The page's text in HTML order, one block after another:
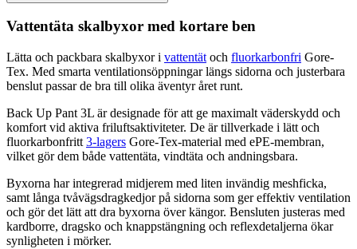
Vattentäta skalbyxor med kortare ben
Lätta och packbara skalbyxor i vattentät och fluorkarbonfri Gore-
Tex. Med smarta ventilationsöppningar längs sidorna och justerbara
benslut passar de bra till olika äventyr året runt.
Back Up Pant 3L är designade för att ge maximalt väderskydd och
komfort vid aktiva friluftsaktiviteter. De är tillverkade i lätt och
fluorkarbonfritt 3-lagers Gore-Tex-material med ePE-membran,
vilket gör dem både vattentäta, vindtäta och andningsbara.
Byxorna har integrerad midjerem med liten invändig meshficka,
samt långa tvåvägsdragkedjor på sidorna som ger effektiv ventilation
och gör det lätt att dra byxorna över kängor. Bensluten justeras med
kardborre, dragsko och knappstängning och reflexdetaljerna ökar
synligheten i mörker.